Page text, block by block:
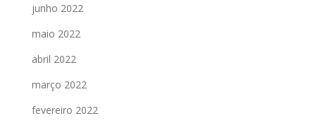
junho 2022
maio 2022
abril 2022
março 2022
fevereiro 2022